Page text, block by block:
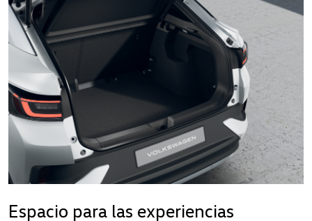
Espacio para las experiencias